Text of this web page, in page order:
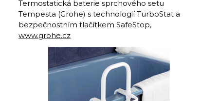
Termostatická baterie sprchového setu
Tempesta (Grohe) s technologií TurboStat a
bezpečnostním tlačítkem SafeStop,
www.grohe.cz